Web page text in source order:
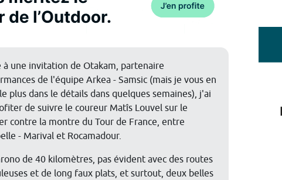
à une invitation de Otakam, partenaire
de l'équipe Arkea - Samsic (mais je vous en
plus dans le détails dans quelques semaines), j'ai
de suivre le coureur Matîs Louvel sur le
contre la montre du Tour de France, entre
- Marival et Rocamadour.
de 40 kilomètres, pas évident avec des routes
et de long faux plats, et surtout, deux belles